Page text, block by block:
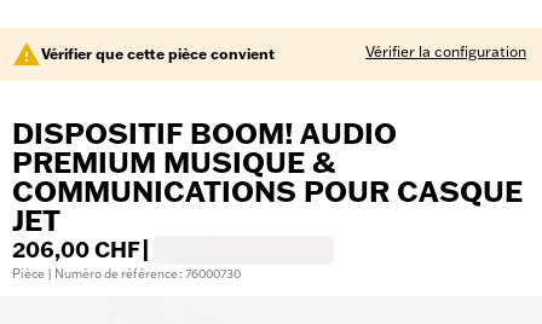
Vérifier que cette pièce convient Vérifier la configuration
DISPOSITIF BOOM! AUDIO
PREMIUM MUSIQUE &
COMMUNICATIONS POUR CASQUE
JET
206,00 CHF
Pièce | Numéro de référence : 76000730